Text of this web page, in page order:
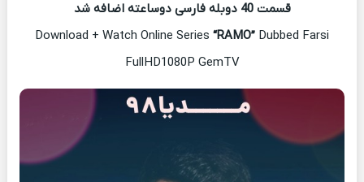
قسمت 40 دوبله فارسی دوساعته اضافه شد
Download + Watch Online Series “RAMO” Dubbed Farsi
FullHD1080P GemTV